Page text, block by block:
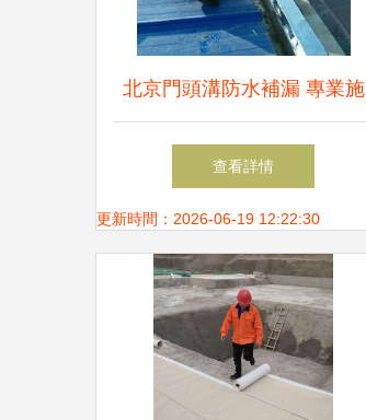
北京門頭溝防水補漏 專業施
工與上門維修服務全面解析
查看詳情
更新時間：2026-06-19 12:22:30